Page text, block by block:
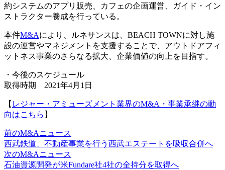
約システムのアプリ販売、カフェの企画運営、ガイド・イン
ストラクター養成を行っている。
本件M&Aにより、ルネサンスは、BEACH TOWNに対し施
設の運営やマネジメントを支援することで、アウトドアフィ
ットネス事業のさらなる拡大、企業価値の向上を目指す。
・今後のスケジュール
取得時期 2021年4月1日
【 レジャー・アミューズメント業界のM&A・事業承継の動
向はこちら 】
前のM&Aニュース
西武鉄道、不動産事業を行う西武エステートを吸収合併へ
次のM&Aニュース
石油資源開発が米Fundare社4社の全持分を取得へ